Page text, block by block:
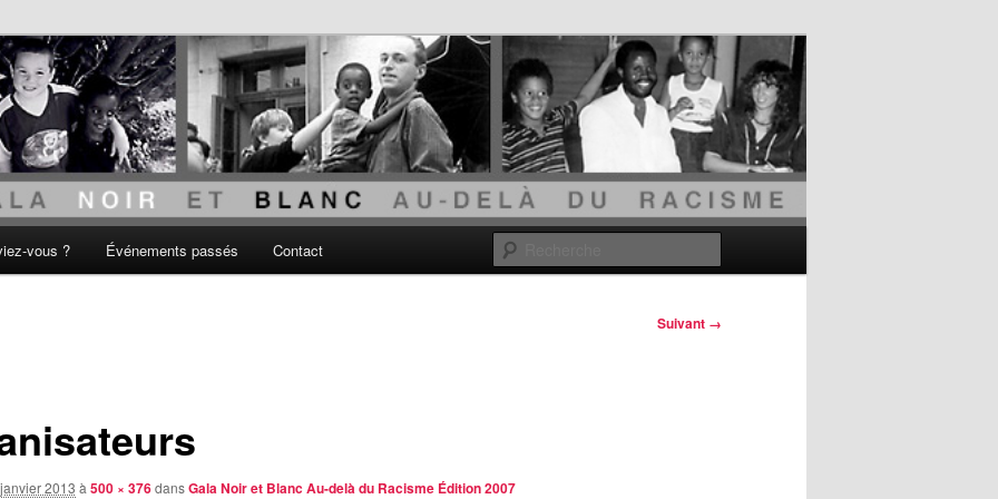
vous ? Événements passés Contact
Suivant →
2013 à 500 × 376dansGala Noir et Blanc Au-delà du Racisme Édition 2007